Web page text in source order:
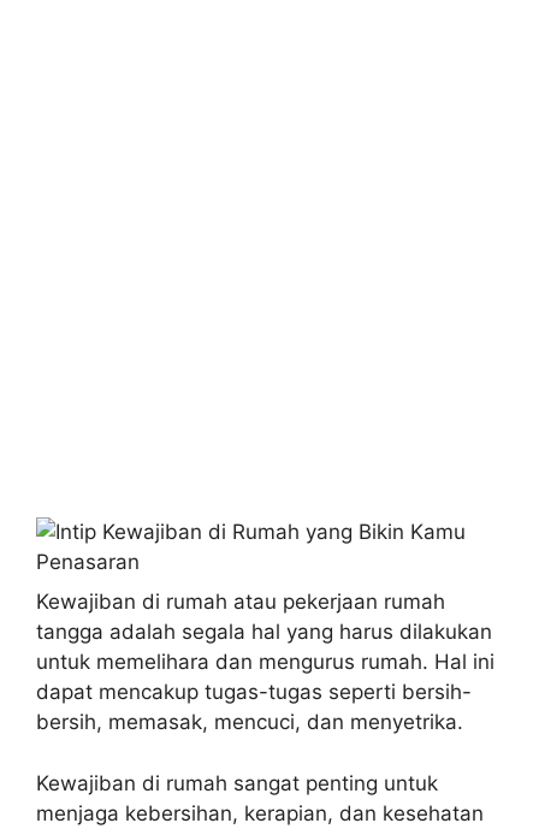
Kewajiban di rumah atau pekerjaan rumah
tangga adalah segala hal yang harus dilakukan
untuk memelihara dan mengurus rumah. Hal ini
dapat mencakup tugas-tugas seperti bersih-
bersih, memasak, mencuci, dan menyetrika.
Kewajiban di rumah sangat penting untuk
menjaga kebersihan, kerapian, dan kesehatan